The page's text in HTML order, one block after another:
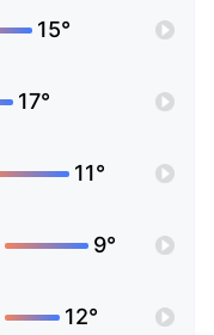
15°
17°
11°
9°
12°